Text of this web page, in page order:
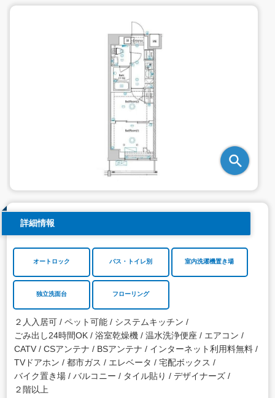
詳細情報
オートロック バス・トイレ別 室内洗濯機置き場
独立洗面台 フローリング
２人入居可 ペット可能
システムキッチン
ごみ出し24時間OK
浴室乾燥機 温水洗浄便座
エアコン
CATV
CSアンテナ BSアンテナ
インターネット利用料無料
TVドアホン
都市ガス エレベータ
宅配ボックス
バイク置き場
バルコニー タイル貼り
デザイナーズ
２階以上